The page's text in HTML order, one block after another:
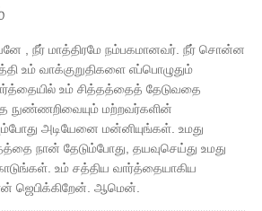
, நீர் மாத்திரமே நம்பகமானவர். நீர் சொன்ன
உம் வாக்குறுதிகளை எப்பொழுதும்
உம் சித்தத்தைத் தேடுவதை
நுண்ணறிவையும் மற்றவர்களின்
அடியேனை மன்னியுங்கள். உமது
நான் தேடும்போது, ​​தயவுசெய்து உமது
உம் சத்திய வார்த்தையாகிய
ஜெபிக்கிறேன். ஆமென்.